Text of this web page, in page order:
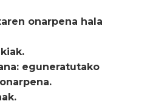
onarpena hala
eguneratutako